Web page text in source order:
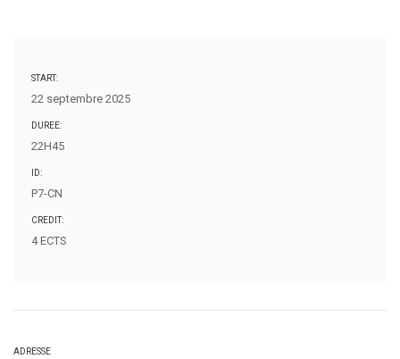
START:
22 septembre 2025
DUREE:
22H45
ID:
P7-CN
CREDIT:
4 ECTS
ADRESSE